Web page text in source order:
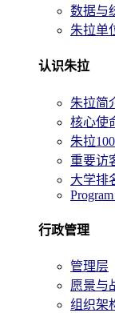
数据与
朱拉单
认识朱拉
朱拉简
核心使
朱拉
重要访
大学排
行政管理
管理层
愿景与
组织架